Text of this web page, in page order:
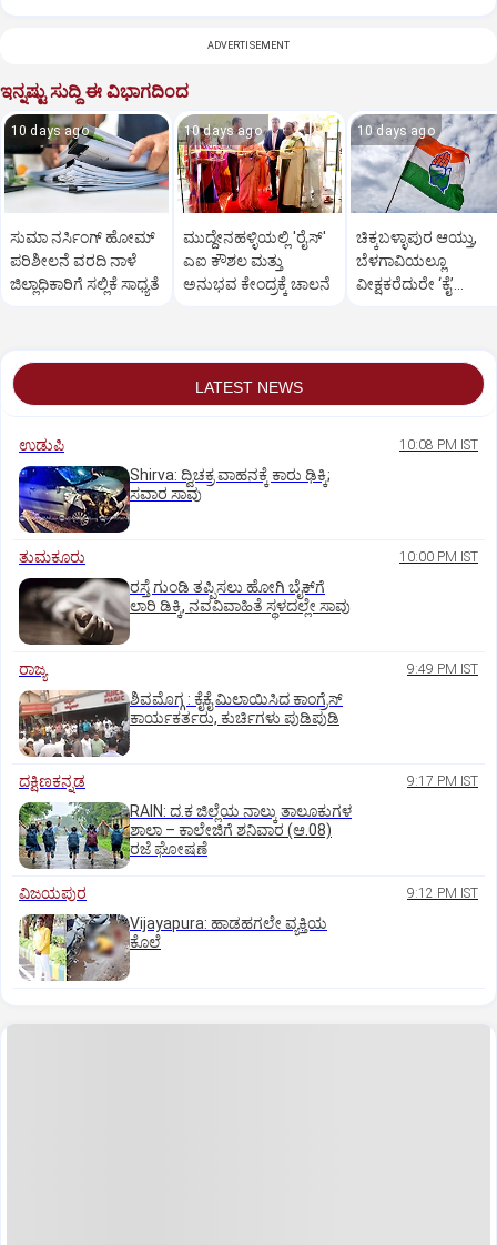
ADVERTISEMENT
ಇನ್ನಷ್ಟು ಸುದ್ದಿ ಈ ವಿಭಾಗದಿಂದ
10 days ago
ಸುಮಾ ನರ್ಸಿಂಗ್ ಹೋಮ್
ಪರಿಶೀಲನೆ ವರದಿ ನಾಳೆ
ಜಿಲ್ಲಾಧಿಕಾರಿಗೆ ಸಲ್ಲಿಕೆ ಸಾಧ್ಯತೆ
10 days ago
ಮುದ್ದೇನಹಳ್ಳಿಯಲ್ಲಿ 'ರೈಸ್'
ಎಐ ಕೌಶಲ ಮತ್ತು
ಅನುಭವ ಕೇಂದ್ರಕ್ಕೆ ಚಾಲನೆ
10 days ago
ಚಿಕ್ಕಬಳ್ಳಾಪುರ ಆಯ್ತು,
ಬೆಳಗಾವಿಯಲ್ಲೂ
ವೀಕ್ಷಕರೆದುರೇ ‘ಕೈ’
LATEST NEWS
ಉಡುಪಿ 10:08 PM IST
Shirva: ದ್ವಿಚಕ್ರ ವಾಹನಕ್ಕೆ ಕಾರು ಢಿಕ್ಕಿ;
ಸವಾರ ಸಾವು
ತುಮಕೂರು 10:00 PM IST
ರಸ್ತೆ ಗುಂಡಿ ತಪ್ಪಿಸಲು ಹೋಗಿ ಬೈಕ್‌ಗೆ
ಲಾರಿ ಡಿಕ್ಕಿ, ನವವಿವಾಹಿತೆ ಸ್ಥಳದಲ್ಲೇ ಸಾವು
ರಾಜ್ಯ 9:49 PM IST
ಶಿವಮೊಗ್ಗ : ಕೈಕೈ ಮಿಲಾಯಿಸಿದ ಕಾಂಗ್ರೆಸ್
ಕಾರ್ಯಕರ್ತರು, ಕುರ್ಚಿಗಳು ಪುಡಿಪುಡಿ
ದಕ್ಷಿಣಕನ್ನಡ 9:17 PM IST
RAIN: ದ.ಕ ಜಿಲ್ಲೆಯ ನಾಲ್ಕು ತಾಲೂಕುಗಳ
ಶಾಲಾ – ಕಾಲೇಜಿಗೆ ಶನಿವಾರ (ಆ.08)
ರಜೆ ಘೋಷಣೆ
ವಿಜಯಪುರ 9:12 PM IST
Vijayapura: ಹಾಡಹಗಲೇ ವ್ಯಕ್ತಿಯ
ಕೊಲೆ